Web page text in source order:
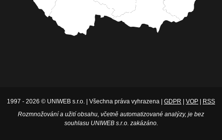
1997 - 2026 © UNIWEB s.r.o. | Všechna práva vyhrazena | GDPR VOP
RSS
Rozmnožování a užití obsahu, včetně automatizované analýzy, je bez
souhlasu UNIWEB s.r.o. zakázáno.